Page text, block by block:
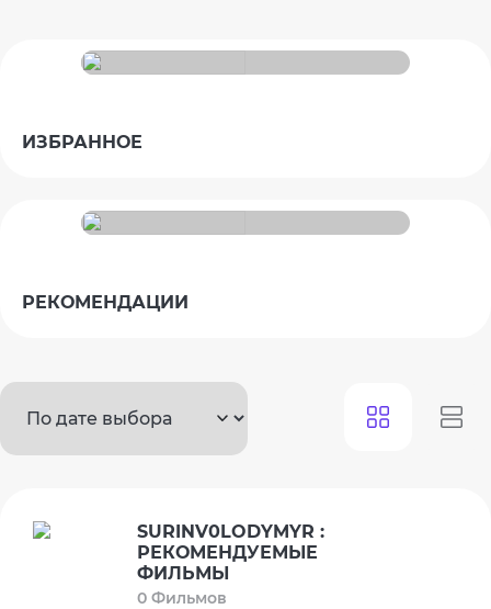
ИЗБРАННОЕ
РЕКОМЕНДАЦИИ
SURINV0LODYMYR :
РЕКОМЕНДУЕМЫЕ
ФИЛЬМЫ
0 Фильмов